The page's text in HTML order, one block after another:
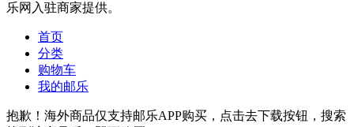
乐网入驻商家提供。
首页
分类
购物车
我的邮乐
抱歉！海外商品仅支持邮乐APP购买，点击去下载按钮，搜索